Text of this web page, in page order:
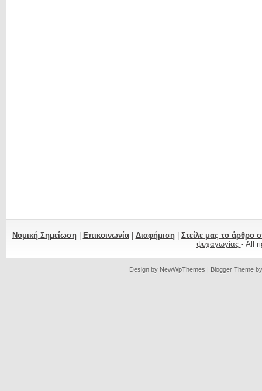
Νομική Σημείωση| Επικοινωνία| Διαφήμιση| Στείλε μας το άρθρο
ψυχαγωγίας - All
Design by NewWpThemes | Blogger Theme